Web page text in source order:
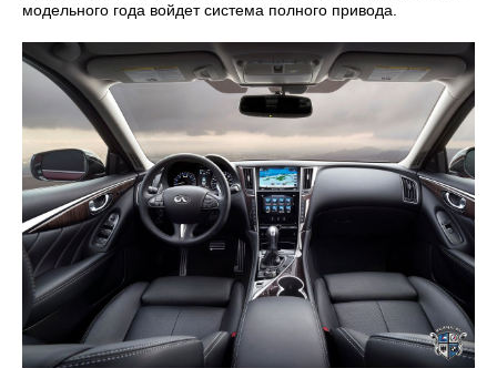
модельного года войдет система полного привода.